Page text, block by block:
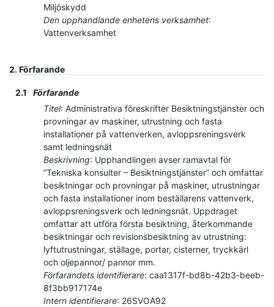
Miljöskydd
Den upphandlande enhetens verksamhet:
Vattenverksamhet
2. Förfarande
2.1
Förfarande
Titel: Administrativa föreskrifter Besiktningstjänster och
provningar av maskiner, utrustning och fasta
installationer på vattenverken, avloppsreningsverk
samt ledningsnät
Beskrivning: Upphandlingen avser ramavtal för
”Tekniska konsulter – Besiktningstjänster” och omfattar
besiktningar och provningar på maskiner, utrustningar
och fasta installationer inom beställarens vattenverk,
avloppsreningsverk och ledningsnät. Uppdraget
omfattar att utföra första besiktning, återkommande
besiktningar och revisionsbesiktning av utrustning:
lyftutrustningar, ställage, portar, cisterner, tryckkärl
och oljepannor/ pannor mm.
Förfarandets identifierare: caa1317f-bd8b-42b3-beeb-
8f3bb917174e
Intern identifierare: 26SVOA92